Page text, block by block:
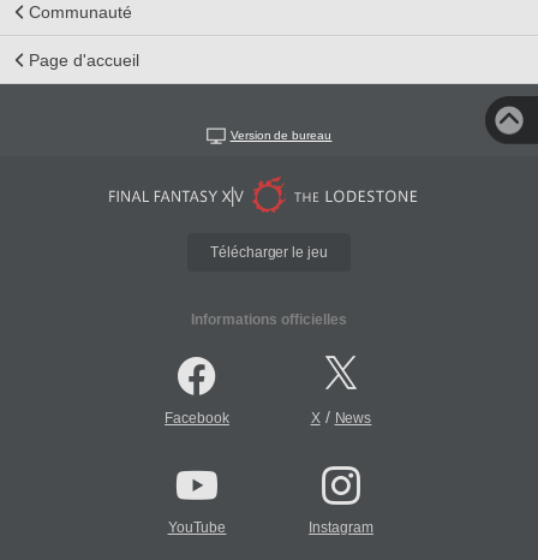
Communauté
Page d'accueil
Version de bureau
Télécharger le jeu
Informations officielles
Facebook X/ News
YouTube Instagram